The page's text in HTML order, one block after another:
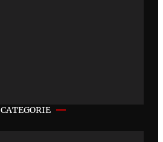
CATEGORIE